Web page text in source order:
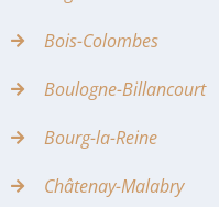
Bois-Colombes
Boulogne-Billancourt
Bourg-la-Reine
Châtenay-Malabry